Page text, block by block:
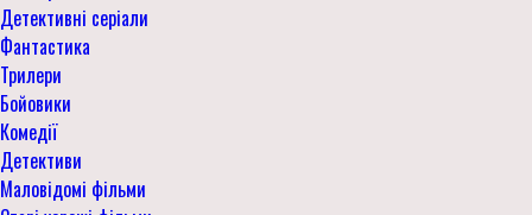
Детективні серіали
Фантастика
Трилери
Бойовики
Комедії
Детективи
Маловідомі фільми